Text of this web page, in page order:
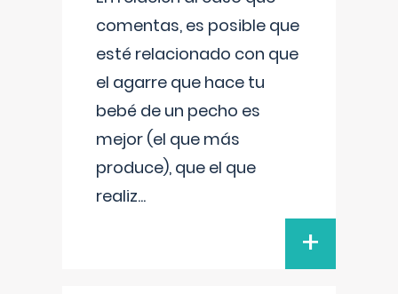
comentas, es posible que
esté relacionado con que
el agarre que hace tu
bebé de un pecho es
mejor (el que más
produce), que el que
realiz...
+